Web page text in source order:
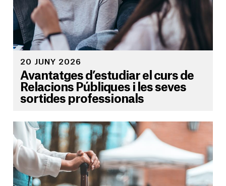
20 JUNY 2026
Avantatges d’estudiar el curs de
Relacions Públiques i les seves
sortides professionals